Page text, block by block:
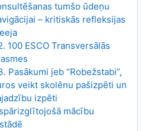
tumšo ūdeņu
– kritiskās refleksijas
100 ESCO Transversālās
Pasākumi jeb “Robežstabi”,
veikt skolēnu pašizpēti un
izpēti
mācību